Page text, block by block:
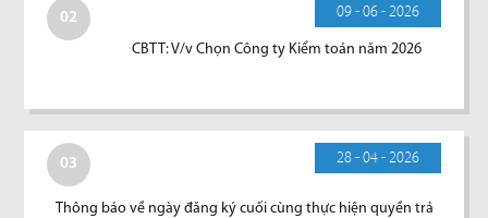
02 09 - 06 - 2026
CBTT: V/v Chọn Công ty Kiểm toán năm 2026
03 28 - 04 - 2026
Thông báo về ngày đăng ký cuối cùng thực hiện quyền trả